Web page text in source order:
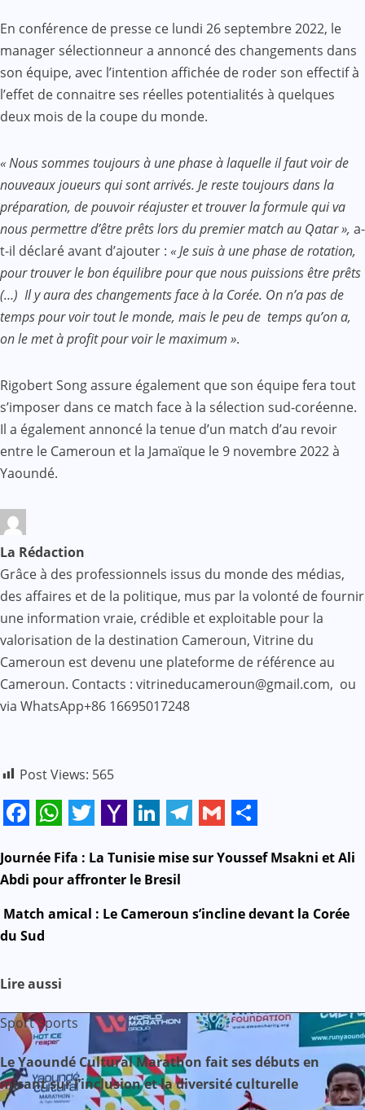
En conférence de presse ce lundi 26 septembre 2022, le
manager sélectionneur a annoncé des changements dans
son équipe, avec l’intention affichée de roder son effectif à
l’effet de connaitre ses réelles potentialités à quelques
deux mois de la coupe du monde.
« Nous sommes toujours à une phase à laquelle il faut voir de
nouveaux joueurs qui sont arrivés. Je reste toujours dans la
préparation, de pouvoir réajuster et trouver la formule qui va
nous permettre d’être prêts lors du premier match au Qatar », a-
t-il déclaré avant d’ajouter : « Je suis à une phase de rotation,
pour trouver le bon équilibre pour que nous puissions être prêts
(…) Il y aura des changements face à la Corée. On n’a pas de
temps pour voir tout le monde, mais le peu de temps qu’on a,
on le met à profit pour voir le maximum ».
Rigobert Song assure également que son équipe fera tout
s’imposer dans ce match face à la sélection sud-coréenne.
Il a également annoncé la tenue d’un match d’au revoir
entre le Cameroun et la Jamaïque le 9 novembre 2022 à
Yaoundé.
La Rédaction
Grâce à des professionnels issus du monde des médias,
des affaires et de la politique, mus par la volonté de fournir
une information vraie, crédible et exploitable pour la
valorisation de la destination Cameroun, Vitrine du
Cameroun est devenu une plateforme de référence au
Cameroun. Contacts : vitrineducameroun@gmail.com, ou
via WhatsApp+86 16695017248
Post Views: 565
Mail
N
v
a
t
i
Journée Fifa : La Tunisie mise sur Youssef Msakni et Ali
Abdi pour affronter le Bresil
Match amical : Le Cameroun s’incline devant la Corée
du Sud
Lire aussi
SportSports
Le Yaoundé Cultural Marathon fait ses débuts en
misant sur l’inclusion et la diversité culturelle